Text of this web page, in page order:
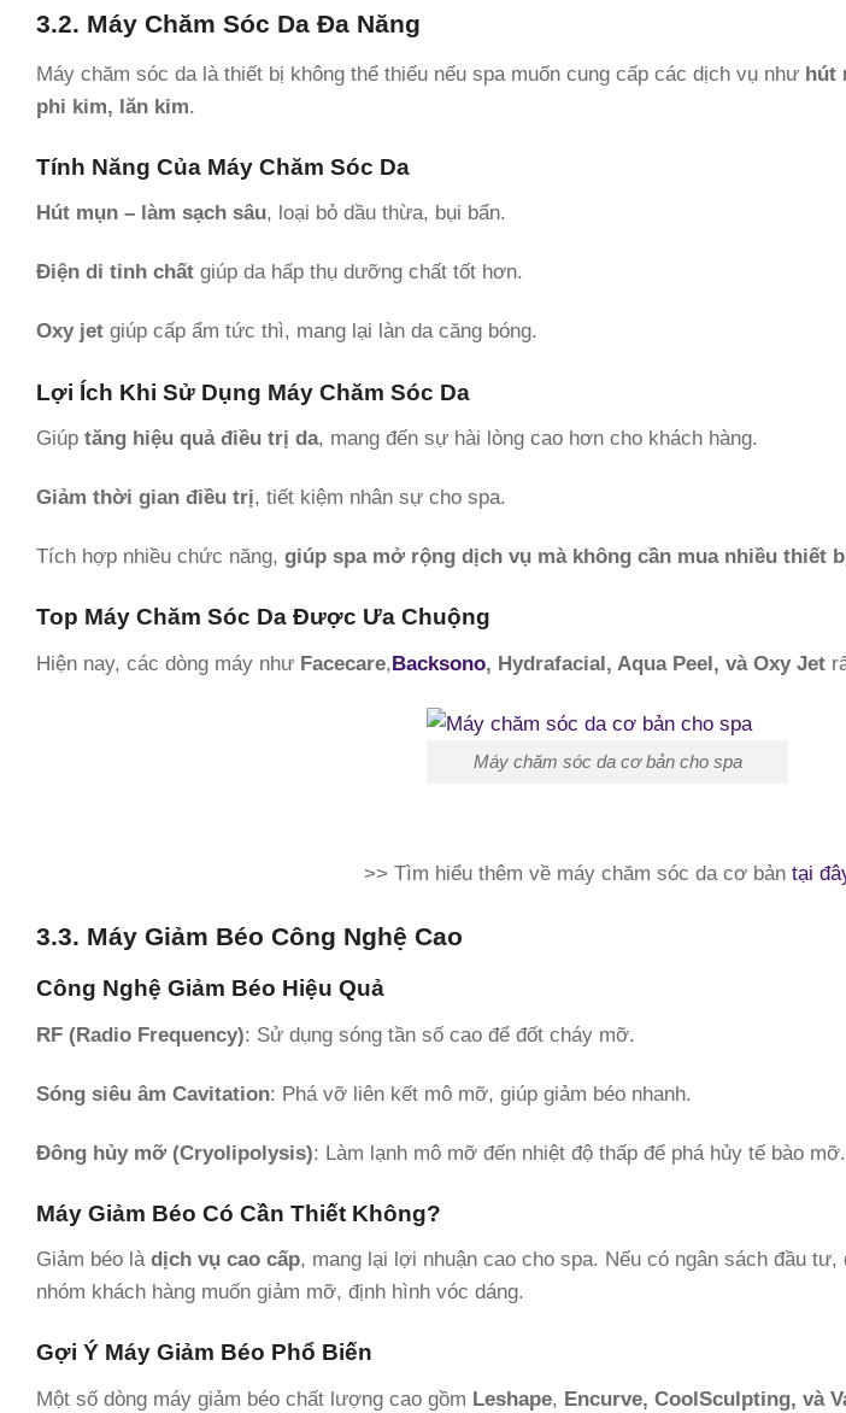
3.2. Máy Chăm Sóc Da Đa Năng
Máy chăm sóc da là thiết bị không thể thiếu nếu spa muốn cung cấp các dịch vụ như hút
phi kim, lăn kim.
Tính Năng Của Máy Chăm Sóc Da
Hút mụn – làm sạch sâu, loại bỏ dầu thừa, bụi bẩn.
Điện di tinh chất giúp da hấp thụ dưỡng chất tốt hơn.
Oxy jet giúp cấp ẩm tức thì, mang lại làn da căng bóng.
Lợi Ích Khi Sử Dụng Máy Chăm Sóc Da
Giúp tăng hiệu quả điều trị da, mang đến sự hài lòng cao hơn cho khách hàng.
Giảm thời gian điều trị, tiết kiệm nhân sự cho spa.
Tích hợp nhiều chức năng, giúp spa mở rộng dịch vụ mà không cần mua nhiều thiết
Top Máy Chăm Sóc Da Được Ưa Chuộng
Hiện nay, các dòng máy như Facecare,Backsono, Hydrafacial, Aqua Peel, và Oxy Jet
Máy chăm sóc da cơ bản cho spa
>> Tìm hiểu thêm về máy chăm sóc da cơ bản tại
3.3. Máy Giảm Béo Công Nghệ Cao
Công Nghệ Giảm Béo Hiệu Quả
RF (Radio Frequency): Sử dụng sóng tần số cao để đốt cháy mỡ.
Sóng siêu âm Cavitation: Phá vỡ liên kết mô mỡ, giúp giảm béo nhanh.
Đông hủy mỡ (Cryolipolysis): Làm lạnh mô mỡ đến nhiệt độ thấp để phá hủy tế bào mỡ.
Máy Giảm Béo Có Cần Thiết Không?
Giảm béo là dịch vụ cao cấp, mang lại lợi nhuận cao cho spa. Nếu có ngân sách đầu
nhóm khách hàng muốn giảm mỡ, định hình vóc dáng.
Gợi Ý Máy Giảm Béo Phổ Biến
Một số dòng máy giảm béo chất lượng cao gồm Leshape, Encurve, CoolSculpting, và